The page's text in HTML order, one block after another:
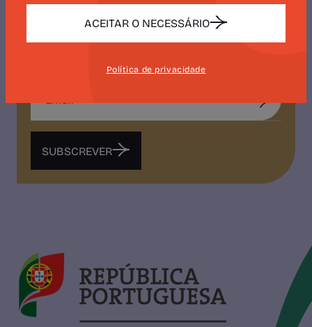
NEWSLETTER
CAMÕES 500
SUBSCREVER
ACEITAR O NECESSÁRIO
Política de privacidade